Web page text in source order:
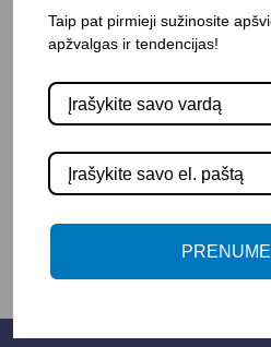
Pasirinkite savybę
+ Į KREPŠELĮ
Taip pat pirmieji sužinosite
apžvalgas ir tendencijas!